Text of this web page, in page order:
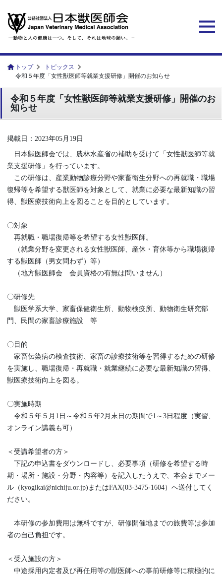
トップ
トピックス
令和５年度「女性獣医師等就業支援研修」開催のお知らせ
令和５年度「女性獣医師等就業支援研修」開催のお
知らせ
掲載日：2023年05月19日
日本獣医師会では、農林水産省の補助を受けて「女性獣医師等就
業支援研修」を行っています。
この研修は、産業動物診療分野や家畜衛生分野への再就職・職場
復帰等を希望する獣医師を対象として、就業に必要な最新知識の習
得、獣医療技術向上を図ることを目的としています。
〇対象
再就職・職場復帰等を希望する女性獣医師。
（就業分野を変更される女性獣医師、産休・育休等から職場復帰
する獣医師（男女問わず）等）
（地方獣医師会 会員資格の有無は問いません）
〇研修先
獣医学系大学、家畜保健衛生所、動物検疫所、動物衛生研究部
門、民間の家畜診療施設 等
〇目的
家畜伝染病の検査技術、家畜の診療技術等を習得するための研修
を実施し、職場復帰・再就職・就業継続に必要な最新知識の習得、
獣医療技術向上を図る。
〇実施時期
令和５年５月1日～令和５年2月末日の期間で1～3日程度（実習、
オンライン講義も可）
＜受講希望者の方＞
下記の申込書をダウンロードし、必要事項（研修を希望する時
期・場所・施設・分野・内容等）を記入したうえで、本会までメー
ル（kyogikai@nichiju.or.jp)またはFAX(03-3475-1604）へ送付してく
ださい。
本研修の参加費用は無料ですが、研修開催地までの旅費等は参加
者の自己負担です。
＜受入施設の方＞
中途採用内定者及び再任用等の獣医師への事前研修等に積極的に